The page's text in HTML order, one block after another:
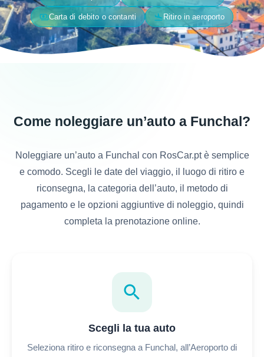
paymentsCarta di debito o contanti flight_land Ritiro in aeroporto
Come noleggiare un’auto a Funchal?
Noleggiare un’auto a Funchal con RosCar.pt è semplice
e comodo. Scegli le date del viaggio, il luogo di ritiro e
riconsegna, la categoria dell’auto, il metodo di
pagamento e le opzioni aggiuntive di noleggio, quindi
completa la prenotazione online.
search
Scegli la tua auto
Seleziona ritiro e riconsegna a Funchal, all’Aeroporto di